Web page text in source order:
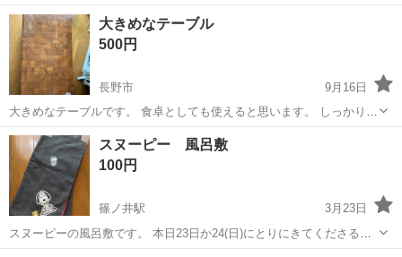
使用感がありますので神経質な方はお控えください。 サイズは、約
181センチ×45.5センチ 厚み約1センチ弱あります。 引き渡しは、丸め
た状態でそのままのお引き...
長野 長野市 市役所前駅 カーペット/マット/ラグ
マット
大きめなテーブル
500円
長野市
9月16日
大きめなテーブルです。 食卓としても使えると思います。 しっかりし
た作りです。 10年くらい使っていたので傷などあります。 家まで引き
取りに来てくれる方で おねがいします。
長野 長野市 カーペット/マット/ラグ
スヌーピー 風呂敷
100円
篠ノ井駅
3月23日
スヌーピーの風呂敷です。 本日23日か24(日)にとりにきてくださる方
限定です。